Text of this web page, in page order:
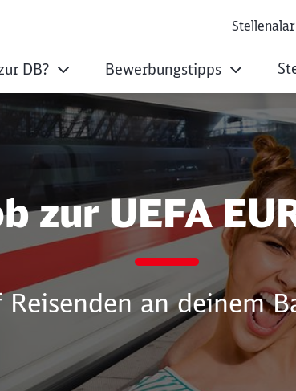
DB? Bewerbungstipps
zur UEFA
an deinem